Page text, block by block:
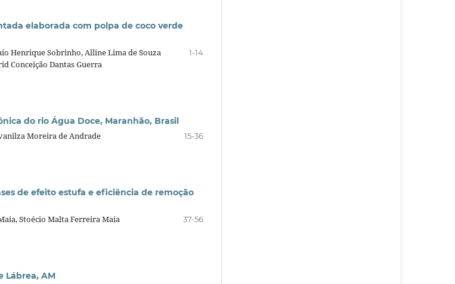
elaborada com polpa de coco verde
Henrique Sobrinho, Alline Lima de Souza
Conceição Dantas Guerra
1-14
do rio Água Doce, Maranhão, Brasil
Moreira de Andrade
15-36
de efeito estufa e eficiência de remoção
Stoécio Malta Ferreira Maia
37-56
Lábrea, AM